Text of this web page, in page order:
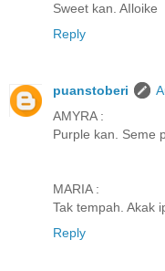
Sweet kan. AIloike
Reply
puanstoberi
AMYRA :
Purple kan. Seme
MARIA :
Tak tempah. Akak
Reply